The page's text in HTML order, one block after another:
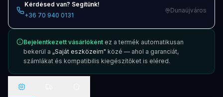
Kérdésed van? Segítünk!
+36 70 940 0131
Dunaújváros
Bejelentkezett vásárlóként ez a termék automatikusan
bekerül a „Saját eszközeim" közé — ahol a garanciát,
számlákat és kompatibilis kiegészítőket is eléred.